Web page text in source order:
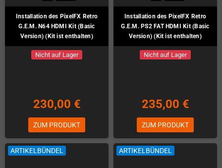
Installation des PixelFX Retro
G.E.M. N64 HDMI Kit (Basic
Version) (Kit ist enthalten)
Nicht auf Lager
230,00 €
ZUM PRODUKT
Installation des PixelFX Retro
G.E.M. PS2 FAT HDMI Kit (Basic
Version) (Kit ist enthalten)
Nicht auf Lager
235,00 €
ZUM PRODUKT
ARTIKELBÜNDEL ARTIKELBÜNDEL